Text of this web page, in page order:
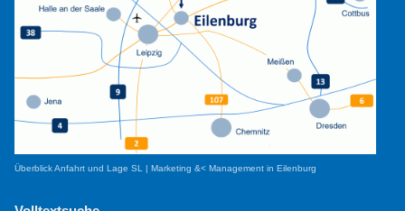
Überblick Anfahrt und Lage SL | Marketing &< Management in Eilenburg